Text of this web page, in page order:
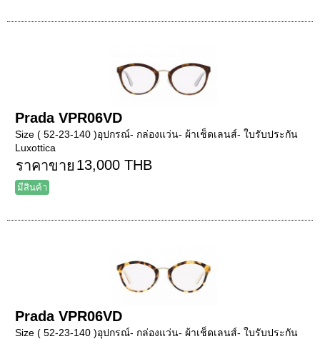
Prada VPR06VD
Size ( 52-23-140 )อุปกรณ์- กล่องแว่น- ผ้าเช็ดเลนส์- ใบรับประกัน
Luxottica
ราคาขาย 13,000 THB
มีสินค้า
Prada VPR06VD
Size ( 52-23-140 )อุปกรณ์- กล่องแว่น- ผ้าเช็ดเลนส์- ใบรับประกัน